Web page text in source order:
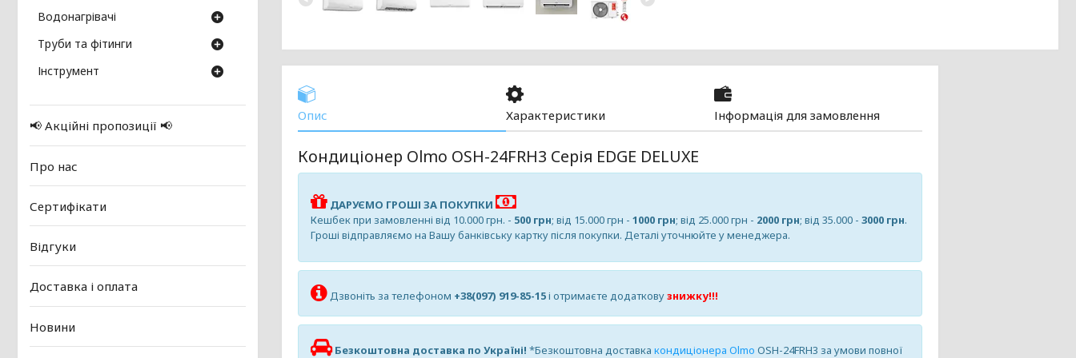
Опис Характеристики Інформація для замовлення
Кондиціонер Olmo OSH-24FRH3 Серія EDGE DELUXE
ДАРУЄМО ГРОШІ ЗА ПОКУПКИ
Кешбек при замовленні від 10.000 грн. - 500 грн; від 15.000 грн - 1000 грн; від 25.000 грн - 2000 грн; від 35.000 - 3000 грн.
Гроші відправляємо на Вашу банківську картку після покупки. Деталі уточнюйте у менеджера.
Дзвоніть за телефоном +38(097) 919-85-15і отримаєте додатковузнижку!!!
Безкоштовна доставка по Україні! *Безкоштовна доставка кондиціонера Olmo OSH-24FRH3 за умови повної
Водонагрівачі
Труби та фітинги
Інструмент
📢 Акційні пропозиції 📢
Про нас
Сертифікати
Відгуки
Доставка і оплата
Новини